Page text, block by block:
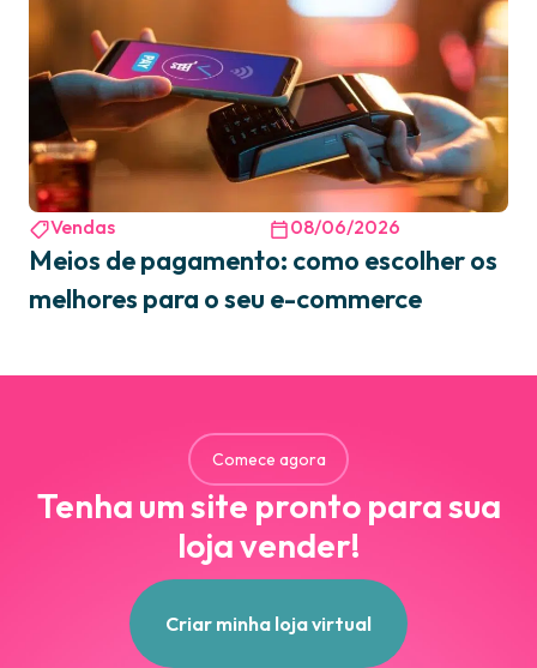
Vendas 08/06/2026
Meios de pagamento: como escolher os
melhores para o seu e-commerce
Comece agora
Tenha um site pronto para sua
loja vender!
Criar minha loja virtual